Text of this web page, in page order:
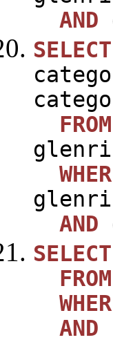
AND
SELECT
FROM
AND
SELECT
FROM
AND